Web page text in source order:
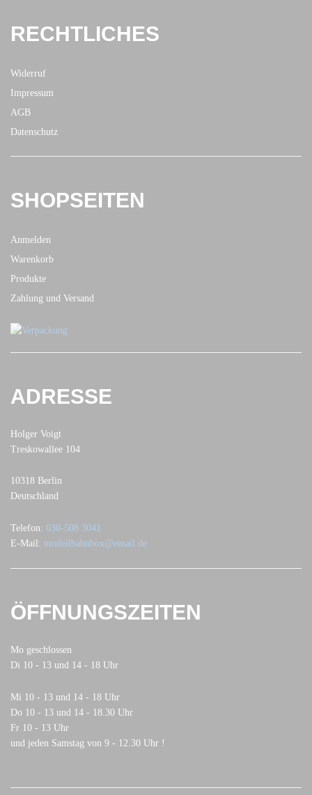
RECHTLICHES
Widerruf
Impressum
AGB
Datenschutz
SHOPSEITEN
Anmelden
Warenkorb
Produkte
Zahlung und Versand
ADRESSE
Holger Voigt
Treskowallee 104
10318 Berlin
Deutschland
Telefon: 030-508 3041
E-Mail: modellbahnbox@email.de
ÖFFNUNGSZEITEN
Mo geschlossen
Di 10 - 13 und 14 - 18 Uhr
Mi 10 - 13 und 14 - 18 Uhr
Do 10 - 13 und 14 - 18.30 Uhr
Fr 10 - 13 Uhr
und jeden Samstag von 9 - 12.30 Uhr !